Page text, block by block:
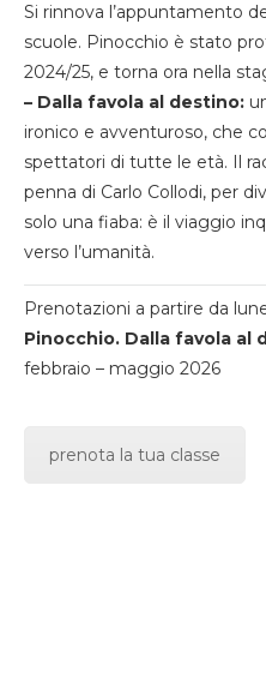
Si rinnova l’appuntamento
scuole. Pinocchio è stato
2024/25, e torna ora nella
– Dalla favola al destino:
ironico e avventuroso, che
spettatori di tutte le età. Il
penna di Carlo Collodi, per
solo una fiaba: è il viaggio
verso l’umanità.
Prenotazioni a partire da
Pinocchio. Dalla favola al
febbraio – maggio 2026
prenota la tua classe